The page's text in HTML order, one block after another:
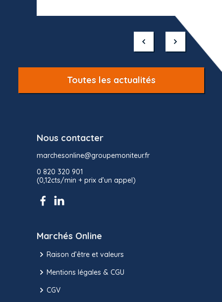
Toutes les actualités
Nous contacter
marchesonline@groupemoniteur.fr
0 820 320 901
(0,12cts/min + prix d’un appel)
Marchés Online
Raison d’être et valeurs
Mentions légales & CGU
CGV